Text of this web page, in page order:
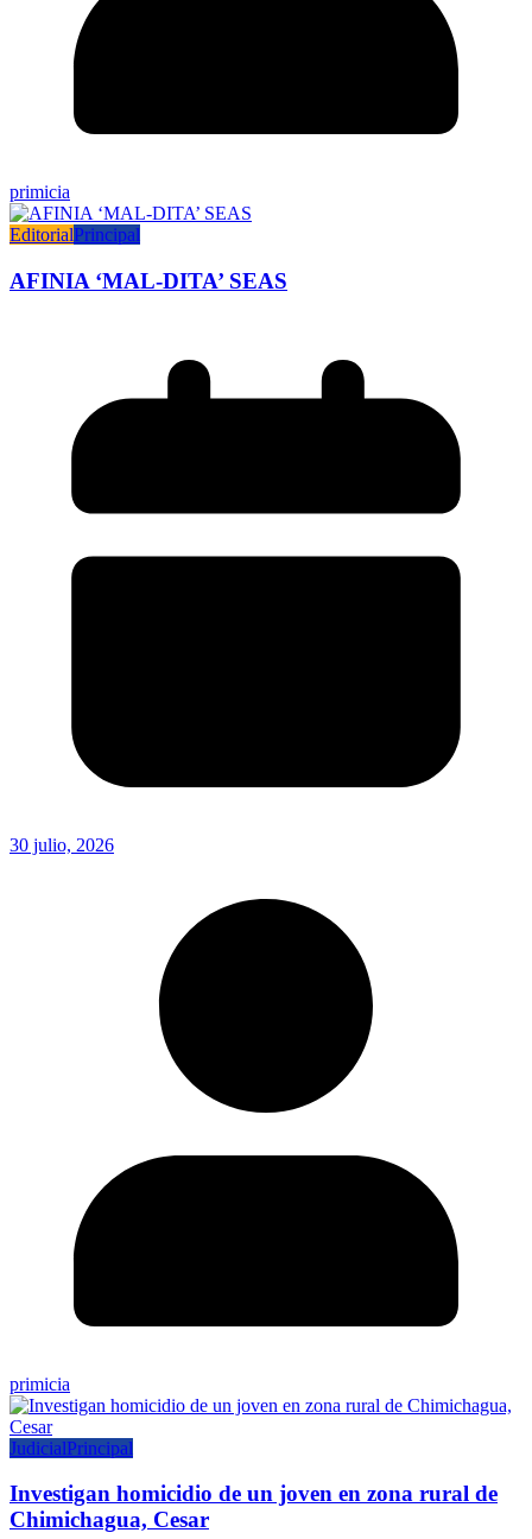
primicia
EditorialPrincipal
AFINIA ‘MAL-DITA’ SEAS
30 julio, 2026
primicia
JudicialPrincipal
Investigan homicidio de un joven en zona rural de
Chimichagua, Cesar